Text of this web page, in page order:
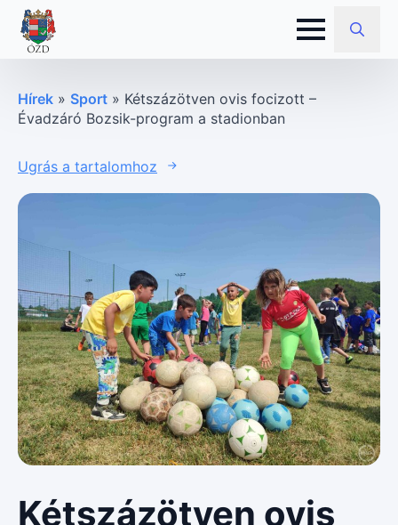
Search
Hírek » Sport » Kétszázötven ovis focizott –
Évadzáró Bozsik-program a stadionban
Ugrás a tartalomhoz
Kétszázötven ovis